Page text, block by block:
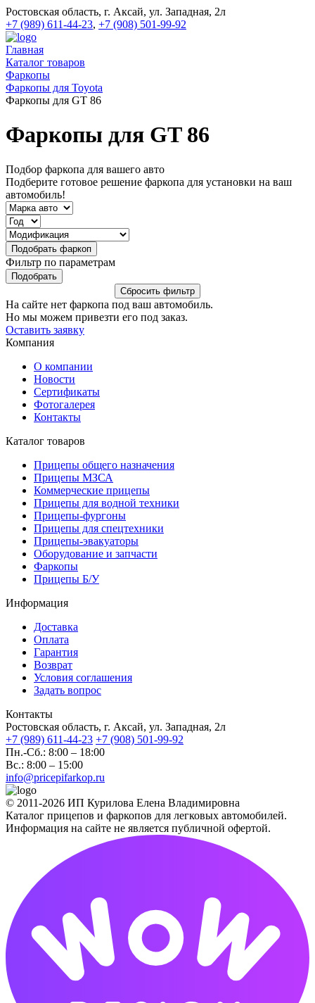
Ростовская область, г. Аксай, ул. Западная, 2л
+7 (989) 611-44-23, +7 (908) 501-99-92
Главная
Каталог товаров
Фаркопы
Фаркопы для Toyota
Фаркопы для GT 86
Фаркопы для GT 86
Подбор фаркопа для вашего авто
Подберите готовое решение фаркопа для установки на ваш
автомобиль!
Фильтр по параметрам
На сайте нет фаркопа под ваш автомобиль.
Но мы можем привезти его под заказ.
Оставить заявку
Компания
О компании
Новости
Сертификаты
Фотогалерея
Контакты
Каталог товаров
Прицепы общего назначения
Прицепы МЗСА
Коммерческие прицепы
Прицепы для водной техники
Прицепы-фургоны
Прицепы для спецтехники
Прицепы-эвакуаторы
Оборудование и запчасти
Фаркопы
Прицепы Б/У
Информация
Доставка
Оплата
Гарантия
Возврат
Условия соглашения
Задать вопрос
Контакты
Ростовская область, г. Аксай, ул. Западная, 2л
+7 (989) 611-44-23 +7 (908) 501-99-92
Пн.-Сб.: 8:00 – 18:00
Вс.: 8:00 – 15:00
info@pricepifarkop.ru
© 2011-2026 ИП Курилова Елена Владимировна
Каталог прицепов и фаркопов для легковых автомобилей.
Информация на сайте не является публичной офертой.